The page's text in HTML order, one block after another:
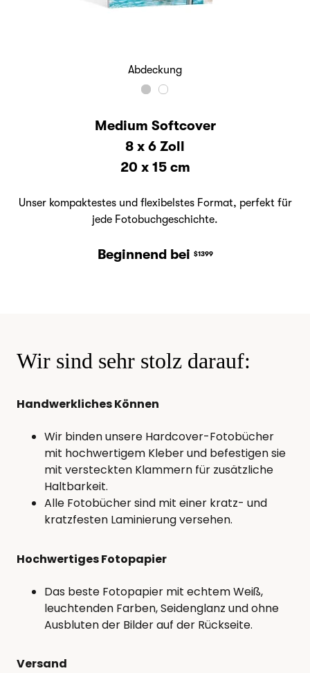
Abdeckung
Medium Softcover
8 x 6 Zoll
20 x 15 cm
Unser kompaktestes und flexibelstes Format, perfekt für
jede Fotobuchgeschichte.
Beginnend bei $1399
Wir sind sehr stolz darauf:
Handwerkliches Können
Wir binden unsere Hardcover-Fotobücher
mit hochwertigem Kleber und befestigen sie
mit versteckten Klammern für zusätzliche
Haltbarkeit.
Alle Fotobücher sind mit einer kratz- und
kratzfesten Laminierung versehen.
Hochwertiges Fotopapier
Das beste Fotopapier mit echtem Weiß,
leuchtenden Farben, Seidenglanz und ohne
Ausbluten der Bilder auf der Rückseite.
Versand